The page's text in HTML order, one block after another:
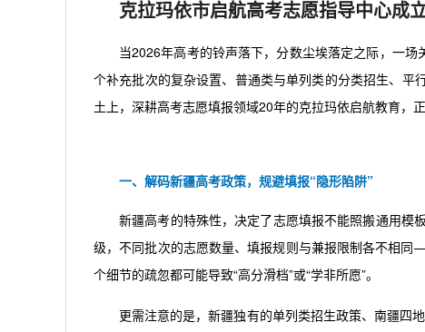
克拉玛依市启航高考志愿指导中心成
当2026年高考的铃声落下，分数尘埃落定之际，一
个补充批次的复杂设置、普通类与单列类的分类招生、平
土上，深耕高考志愿填报领域20年的克拉玛依启航教育，
一、解码新疆高考政策，规避填报“隐形陷阱”
新疆高考的特殊性，决定了志愿填报不能照搬通用模
级，不同批次的志愿数量、填报规则与兼报限制各不相
个细节的疏忽都可能导致“高分滑档”或“学非所愿”。
更需注意的是，新疆独有的单列类招生政策、南疆四